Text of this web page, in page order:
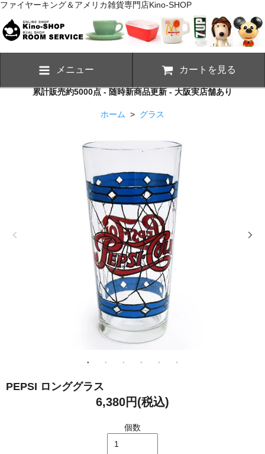
ファイヤーキング＆アメリカ雑貨専門店Kino-SHOP
メニュー カートを見る
累計販売約5000点 - 随時新商品更新 - 大阪実店舗あり
ホーム > グラス
PEPSI ロンググラス
6,380円(税込)
個数